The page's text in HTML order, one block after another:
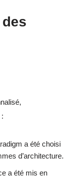
a été choisi
d’architecture.
a été mis en